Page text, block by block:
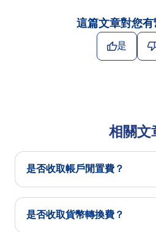
這篇文章對您有
是
相關文
是否收取帳戶閒置費？
是否收取貨幣轉換費？